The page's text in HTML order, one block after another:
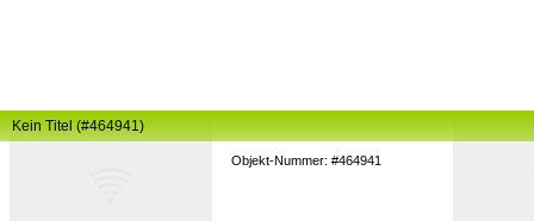
Objekt-Nummer: #464941
Kein Titel (#464941)